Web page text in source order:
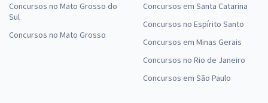
Concursos no Mato Grosso do
Sul
Concursos no Mato Grosso
Concursos em Santa Catarina
Concursos no Espírito Santo
Concursos em Minas Gerais
Concursos no Rio de Janeiro
Concursos em São Paulo